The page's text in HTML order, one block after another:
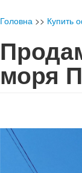
Головна >> Купить
моря